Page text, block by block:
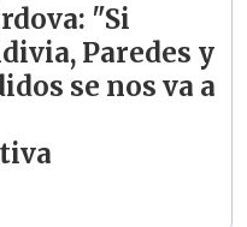
"Si
Paredes y
se nos va a